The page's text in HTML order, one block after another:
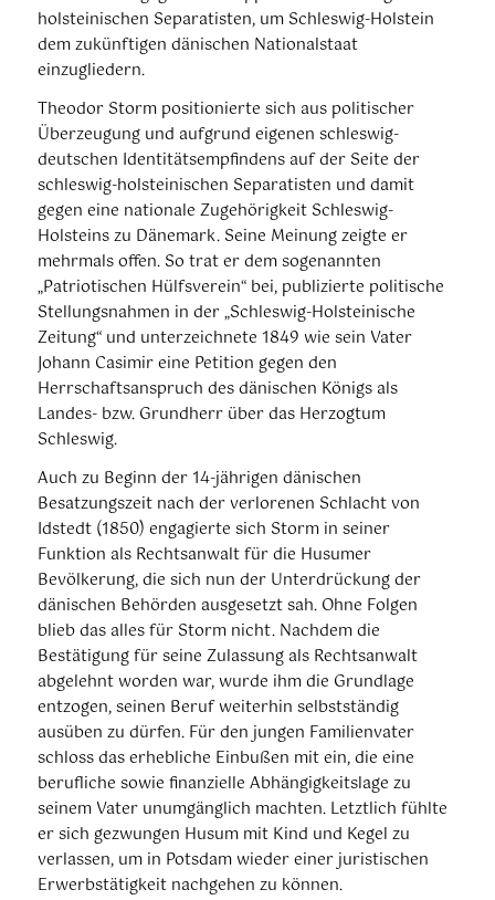
holsteinischen Separatisten, um Schleswig-Holstein
dem zukünftigen dänischen Nationalstaat
einzugliedern.
Theodor Storm positionierte sich aus politischer
Überzeugung und aufgrund eigenen schleswig-
deutschen Identitätsempfindens auf der Seite der
schleswig-holsteinischen Separatisten und damit
gegen eine nationale Zugehörigkeit Schleswig-
Holsteins zu Dänemark. Seine Meinung zeigte er
mehrmals offen. So trat er dem sogenannten
„Patriotischen Hülfsverein“ bei, publizierte politische
Stellungsnahmen in der „Schleswig-Holsteinische
Zeitung“ und unterzeichnete 1849 wie sein Vater
Johann Casimir eine Petition gegen den
Herrschaftsanspruch des dänischen Königs als
Landes- bzw. Grundherr über das Herzogtum
Schleswig.
Auch zu Beginn der 14-jährigen dänischen
Besatzungszeit nach der verlorenen Schlacht von
Idstedt (1850) engagierte sich Storm in seiner
Funktion als Rechtsanwalt für die Husumer
Bevölkerung, die sich nun der Unterdrückung der
dänischen Behörden ausgesetzt sah. Ohne Folgen
blieb das alles für Storm nicht. Nachdem die
Bestätigung für seine Zulassung als Rechtsanwalt
abgelehnt worden war, wurde ihm die Grundlage
entzogen, seinen Beruf weiterhin selbstständig
ausüben zu dürfen. Für den jungen Familienvater
schloss das erhebliche Einbußen mit ein, die eine
berufliche sowie finanzielle Abhängigkeitslage zu
seinem Vater unumgänglich machten. Letztlich fühlte
er sich gezwungen Husum mit Kind und Kegel zu
verlassen, um in Potsdam wieder einer juristischen
Erwerbstätigkeit nachgehen zu können.